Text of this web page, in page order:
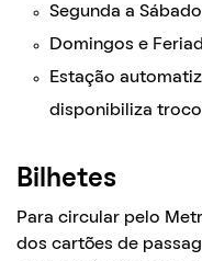
Segunda a
Domingos e
Estação
disponibiliza
Bilhetes
Para circular pelo
dos cartões de